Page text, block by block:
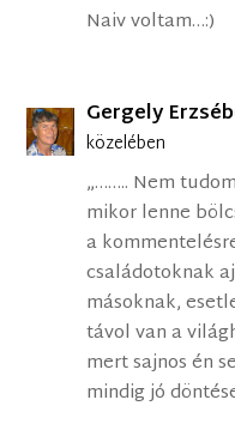
Naiv voltam…:)
Gergely
közelében
„…….. Nem
mikor lenne
a
családotoknak
másoknak,
távol van a
mert sajnos én
mindig jó